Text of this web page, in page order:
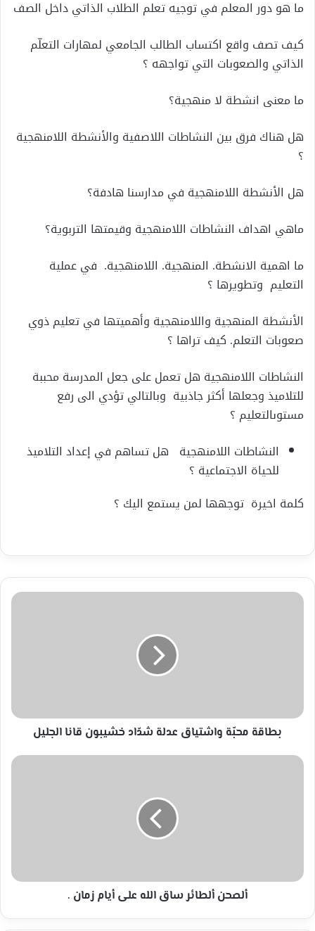
ما هودور المعلم فيتوجيهتعلم الطلاب الذاتيداخل الصف
كيفتصف واقع اكتساب الطالب الجامعي لمهارات التعلّم
الذاتي والصعوبات التيتواجهه ؟
مامعنى انشطة لامنهجية؟
هل هناك فرق بين النشاطات اللاصفية والأنشطة اللامنهجية
؟
هل الأنشطة اللامنهجية فيمدارسنا هادفة؟
ماهي اهداف النشاطات اللامنهجية وقيمتها التربوية؟
ما اهمية الانشطة. المنهجية. اللامنهجية. فيعملية
التعليم وتطويرها ؟
الأنشطة المنهجية واللامنهجية وأهميتها فيتعليمذوي
صعوبات التعلم. كيفتراها ؟
النشاطات اللامنهجية هلتعملعلىجعل المدرسةمحببة
للتلاميذوجعلها أكثرجاذبية وبالتاليتؤدي الى رفع
مستوىالتعليم ؟
النشاطات اللامنهجية هلتساهم في إعداد التلاميذ
للحياة الاجتماعية ؟
كلمة اخيرة توجهها لمن يستمع اليك ؟
بطاقة
بطاقة محبّة واشتياق عدلة شدّاد خشيبون قانا الجليل
ألصحن
ألصحن ألطائر ساق الله على أيام زمان .